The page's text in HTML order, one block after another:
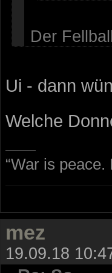
Der
Ui - dann
Welche
“War is
mez
19.09.18